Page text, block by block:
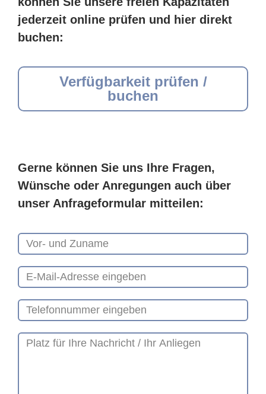
jederzeit online prüfen und hier direkt
buchen:
Verfügbarkeit prüfen /
buchen
Gerne können Sie uns Ihre Fragen,
Wünsche oder Anregungen auch über
unser Anfrageformular mitteilen: